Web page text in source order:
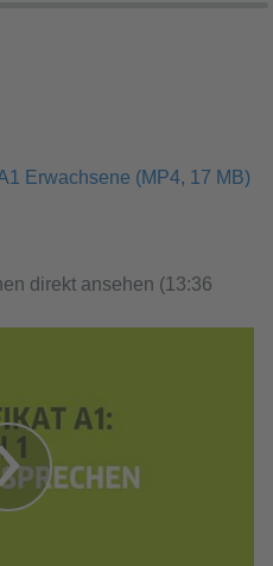
Erwachsene (MP4, 17 MB)
direkt ansehen (13:36